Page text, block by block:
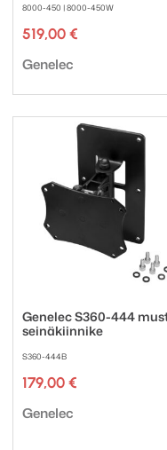
8000-450 | 8000-450W
519,00 €
Tuotemerkki:
Genelec
Genelec S360-444
seinäkiinnike
S360-444B
179,00 €
Tuotemerkki:
Genelec